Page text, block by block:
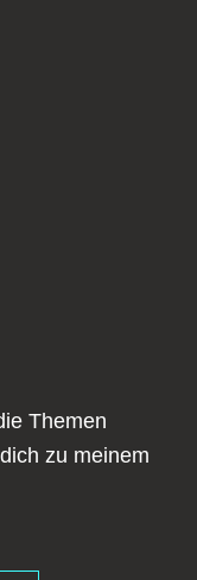
Themen
zu meinem